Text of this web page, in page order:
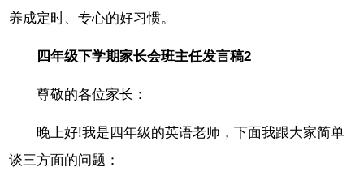
养成定时、专心的好习惯。
四年级下学期家长会班主任发言稿2
尊敬的各位家长：
晚上好!我是四年级的英语老师，下面我跟大家简单
谈三方面的问题：